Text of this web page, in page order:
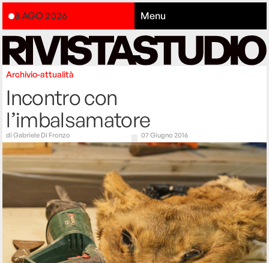
8 AGO 2026 Menu
Archivio-attualità
Incontro con
l’imbalsamatore
diGabriele Di Fronzo 07 Giugno 2016